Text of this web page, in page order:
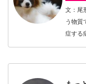
文：尾
う物質
症する
から子